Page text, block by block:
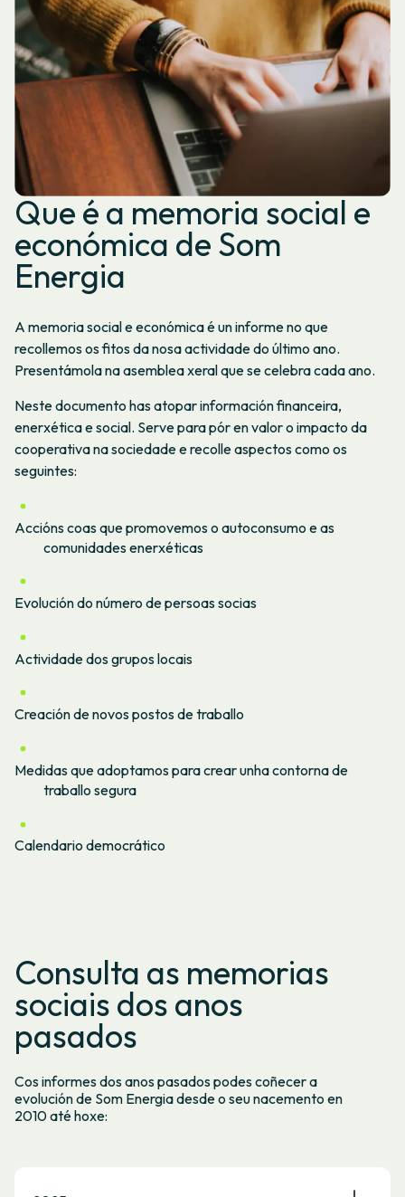
Que é a memoria social e
económica de Som
Energia
A memoria social e económica é un informe no que
recollemos os fitos da nosa actividade do último ano.
Presentámola na asemblea xeral que se celebra cada ano.
Neste documento has atopar información financeira,
enerxética e social. Serve para pór en valor o impacto da
cooperativa na sociedade e recolle aspectos como os
seguintes:
Accións coas que promovemos o autoconsumo e as
comunidades enerxéticas
Evolución do número de persoas socias
Actividade dos grupos locais
Creación de novos postos de traballo
Medidas que adoptamos para crear unha contorna de
traballo segura
Calendario democrático
Consulta as memorias
sociais dos anos
pasados
Cos informes dos anos pasados podes coñecer a
evolución de Som Energia desde o seu nacemento en
2010 até hoxe: